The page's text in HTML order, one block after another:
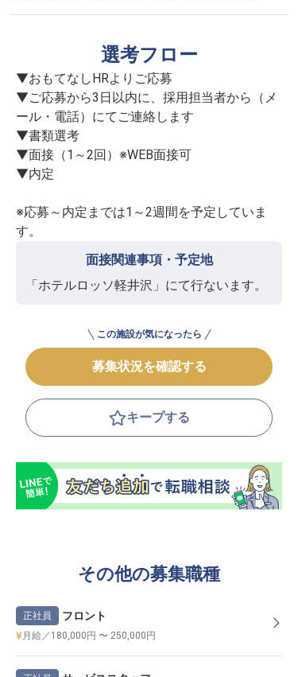
選考フロー
▼おもてなしHRよりご応募
▼ご応募から3日以内に、採用担当者から（メ
ール・電話）にてご連絡します
▼書類選考
▼面接（1～2回）※WEB面接可
▼内定
※応募～内定までは1～2週間を予定していま
す。
面接関連事項・予定地
「ホテルロッソ軽井沢」にて行ないます。
この施設が気になったら
募集状況を確認する
キープする
その他の募集職種
正社員 フロント
月給／180,000円 〜 250,000円